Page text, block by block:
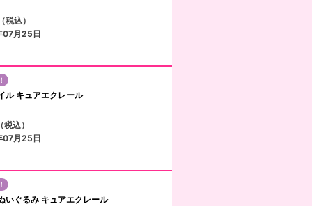
込）
07月25日
ル キュアエクレール
込）
07月25日
いぐるみ キュアエクレール